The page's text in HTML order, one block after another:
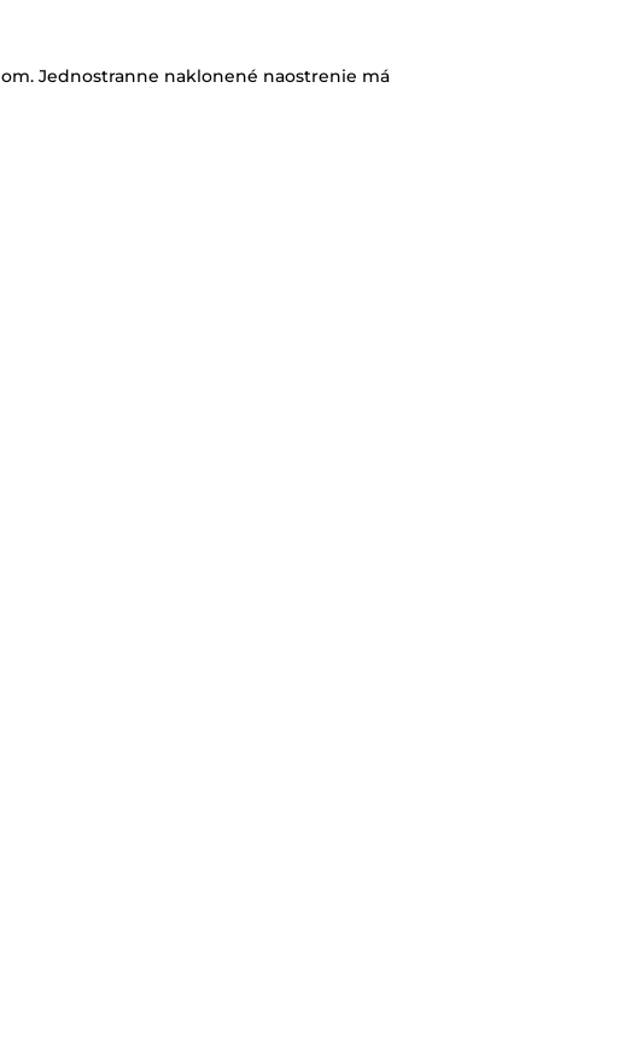
Jednostranne naklonené naostrenie má